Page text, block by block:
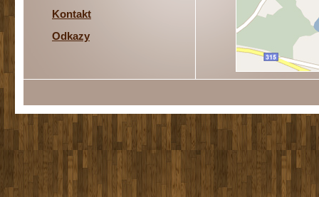
Kontakt
Odkazy